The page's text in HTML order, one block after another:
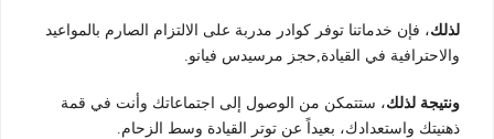
لذلك، فإن خدماتنا توفر كوادر مدربة على الالتزام الصارم بالمواعيد
والاحترافية في القيادة,حجز مرسيدس فيانو.
ونتيجة لذلك، ستتمكن من الوصول إلى اجتماعاتك وأنت في قمة
ذهنيتك واستعدادك، بعيداً عن توتر القيادة وسط الزحام.